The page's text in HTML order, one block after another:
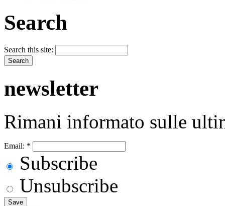
Search
Search this site:
newsletter
Rimani informato sulle
Email: *
Subscribe
Unsubscribe